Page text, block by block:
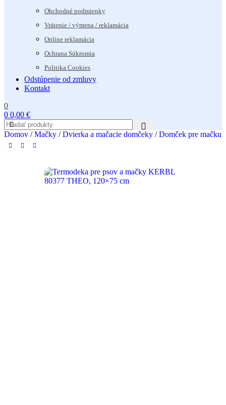
Obchodné podmienky
Vrátenie / výmena / reklamácia
Online reklamácia
Ochrana Súkromia
Politika Cookies
Odstúpenie od zmluvy
Kontakt
0
0 0,00 €
Domov / Mačky / Dvierka a mačacie domčeky / Domček pre mačku